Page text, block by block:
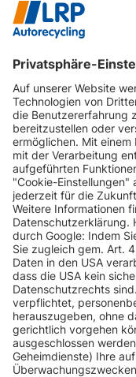
INFORMATIONEN
KUNDENSERVICE
INFORMATIONEN
ZAHLUNGSARTEN